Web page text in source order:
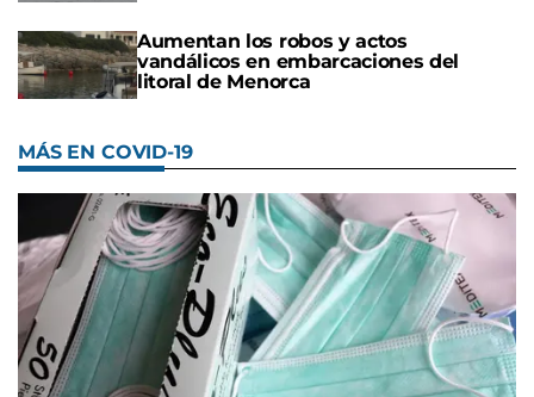
Aumentan los robos y actos
vandálicos en embarcaciones del
litoral de Menorca
MÁS EN COVID-19